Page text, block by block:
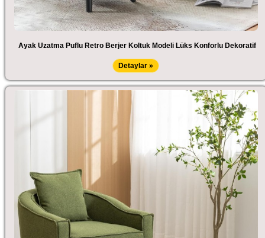
Ayak Uzatma Puflu Retro Berjer Koltuk Modeli Lüks Konforlu Dekoratif
Detaylar »